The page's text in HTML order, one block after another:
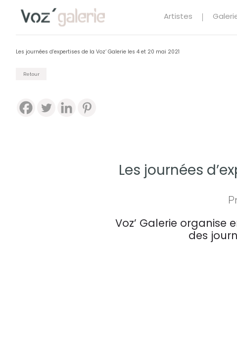
Artistes
Les journées d’expertises de la Voz’ Galerie les 4 et 20 mai 2021
Retour
Les journées
Voz’ Galerie
des